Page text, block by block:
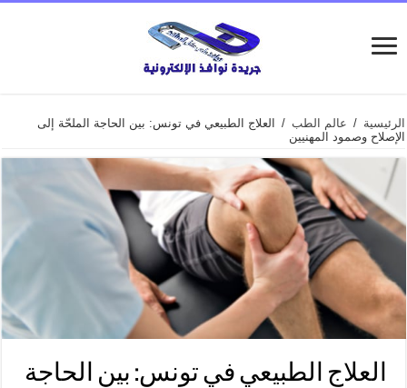
الرئيسية / عالم الطب /
العلاج الطبيعي في تونس: بين الحاجة الملحّة إلى
الإصلاح وصمود المهنيين
العلاج الطبيعي في تونس: بين الحاجة